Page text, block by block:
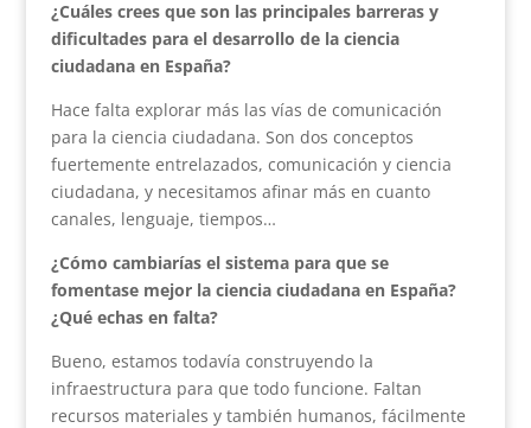
¿Cuáles crees que son las principales barreras y
dificultades para el desarrollo de la ciencia
ciudadana en España?
Hace falta explorar más las vías de comunicación
para la ciencia ciudadana. Son dos conceptos
fuertemente entrelazados, comunicación y ciencia
ciudadana, y necesitamos afinar más en cuanto
canales, lenguaje, tiempos…
¿Cómo cambiarías el sistema para que se
fomentase mejor la ciencia ciudadana en España?
¿Qué echas en falta?
Bueno, estamos todavía construyendo la
infraestructura para que todo funcione. Faltan
recursos materiales y también humanos, fácilmente